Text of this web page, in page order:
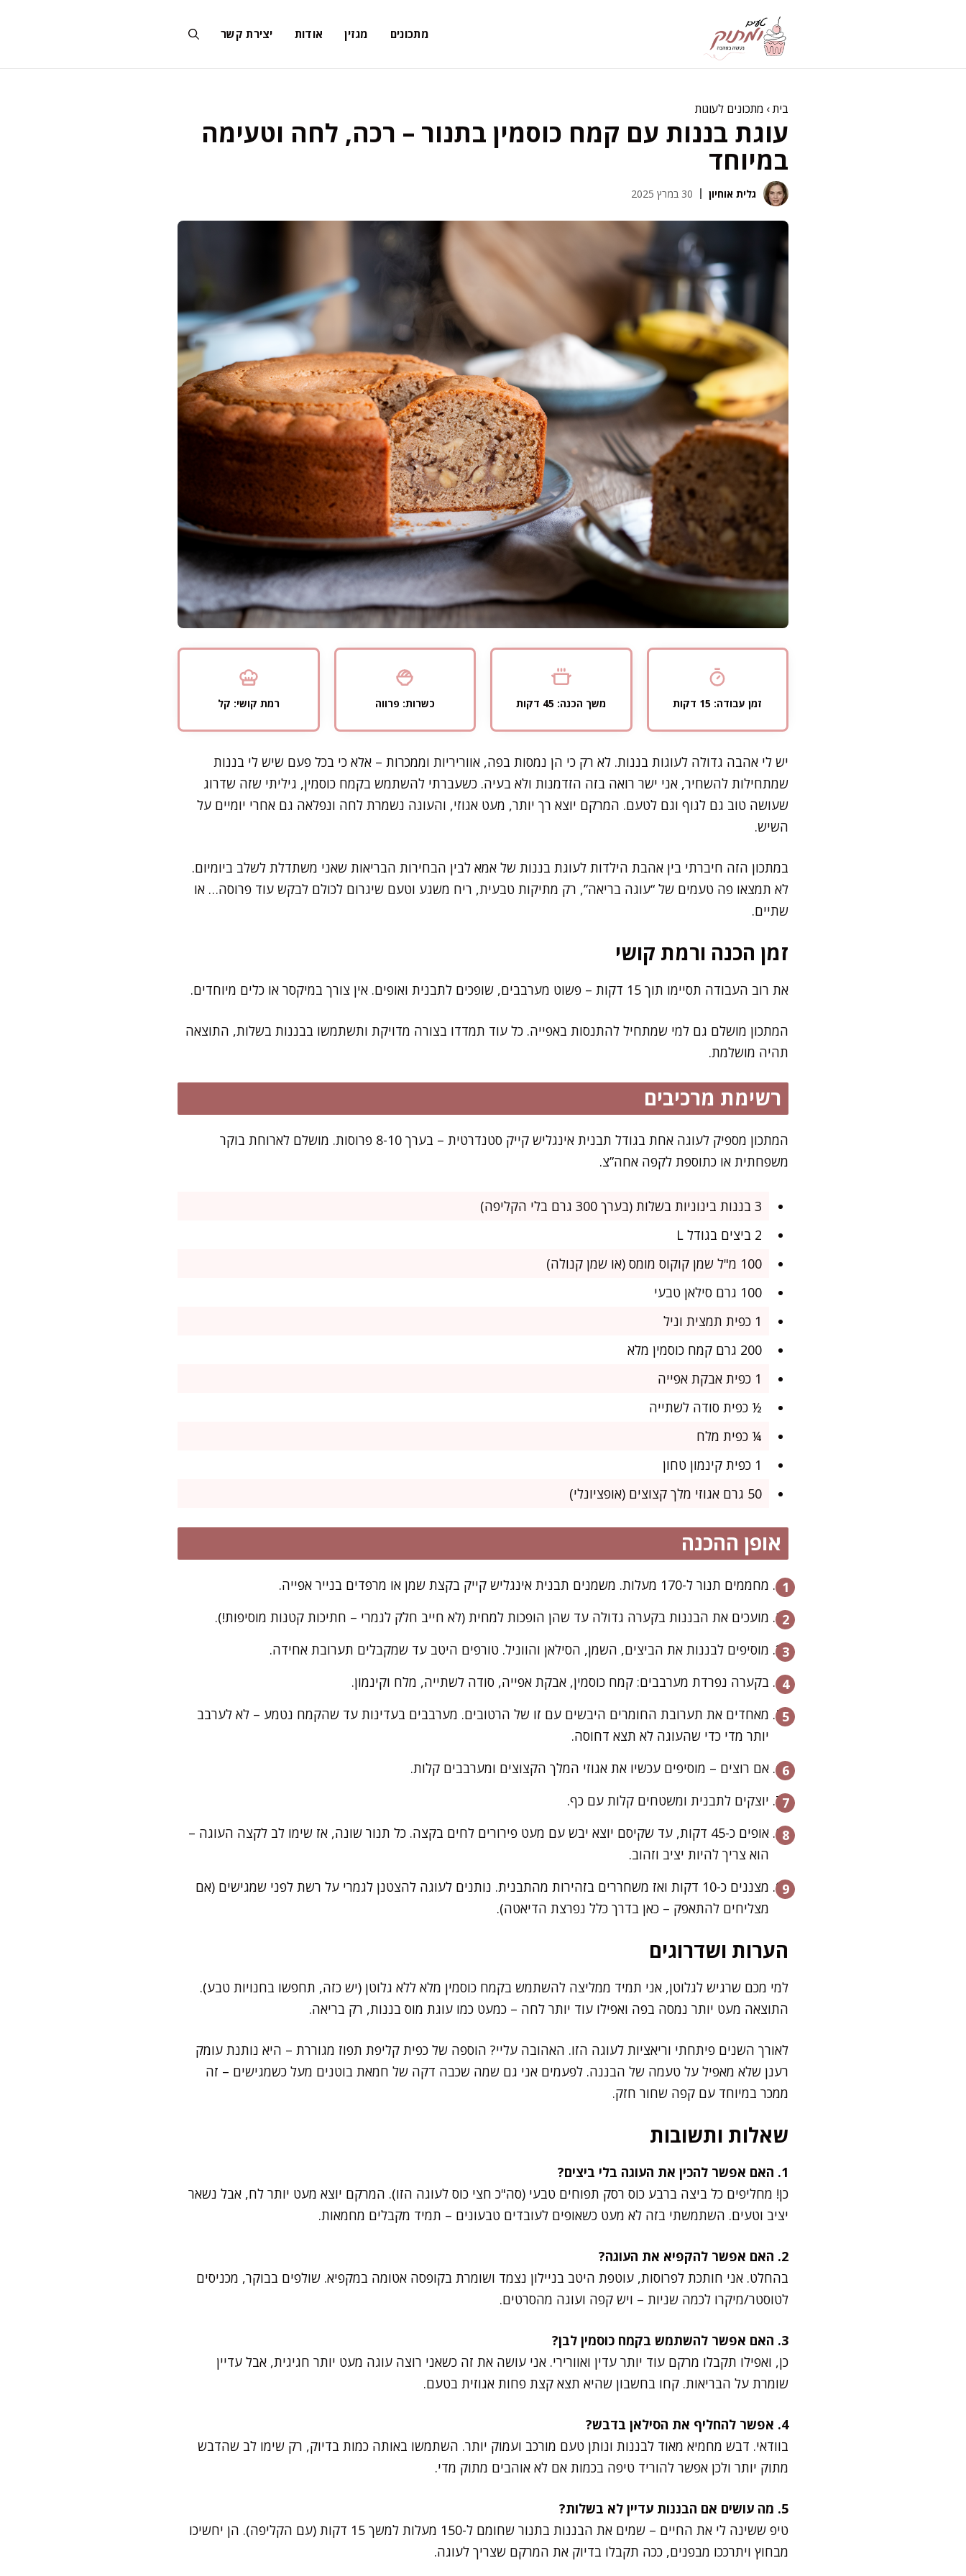
מתכונים מגזין אודות יצירת קשר
בית› מתכונים לעוגות
עוגת בננות עם קמח כוסמין בתנור – רכה, לחה וטעימה
במיוחד
גלית אוחיון 30 במרץ 2025
זמן עבודה: 15 דקות משך הכנה: 45 דקות כשרות: פרווה רמת קושי: קל
יש לי אהבה גדולה לעוגות בננות. לא רק כי הן נמסות בפה, אווריריות וממכרות – אלא כי בכל פעם שיש לי בננות
שמתחילות להשחיר, אני ישר רואה בזה הזדמנות ולא בעיה. כשעברתי להשתמש בקמח כוסמין, גיליתי שזה שדרוג
שעושה טוב גם לגוף וגם לטעם. המרקם יוצא רך יותר, מעט אגוזי, והעוגה נשמרת לחה ונפלאה גם אחרי יומיים על
השיש.
במתכון הזה חיברתי בין אהבת הילדות לעוגת בננות של אמא לבין הבחירות הבריאות שאני משתדלת לשלב ביומיום.
לא תמצאו פה טעמים של “עוגה בריאה”, רק מתיקות טבעית, ריח משגע וטעם שיגרום לכולם לבקש עוד פרוסה… או
שתיים.
זמן הכנה ורמת קושי
את רוב העבודה תסיימו תוך 15 דקות – פשוט מערבבים, שופכים לתבנית ואופים. אין צורך במיקסר או כלים מיוחדים.
המתכון מושלם גם למי שמתחיל להתנסות באפייה. כל עוד תמדדו בצורה מדויקת ותשתמשו בבננות בשלות, התוצאה
תהיה מושלמת.
רשימת מרכיבים
המתכון מספיק לעוגה אחת בגודל תבנית אינגליש קייק סטנדרטית – בערך 8-10 פרוסות. מושלם לארוחת בוקר
משפחתית או כתוספת לקפה אחה”צ.
3 בננות בינוניות בשלות (בערך 300 גרם בלי הקליפה)
2 ביצים בגודל L
100 מ"ל שמן קוקוס מומס (או שמן קנולה)
100 גרם סילאן טבעי
1 כפית תמצית וניל
200 גרם קמח כוסמין מלא
1 כפית אבקת אפייה
½ כפית סודה לשתייה
¼ כפית מלח
1 כפית קינמון טחון
50 גרם אגוזי מלך קצוצים (אופציונלי)
אופן ההכנה
מחממים תנור ל-170 מעלות. משמנים תבנית אינגליש קייק בקצת שמן או מרפדים בנייר אפייה.
מועכים את הבננות בקערה גדולה עד שהן הופכות למחית (לא חייב חלק לגמרי – חתיכות קטנות מוסיפות!).
מוסיפים לבננות את הביצים, השמן, הסילאן והווניל. טורפים היטב עד שמקבלים תערובת אחידה.
בקערה נפרדת מערבבים: קמח כוסמין, אבקת אפייה, סודה לשתייה, מלח וקינמון.
מאחדים את תערובת החומרים היבשים עם זו של הרטובים. מערבבים בעדינות עד שהקמח נטמע – לא לערבב
יותר מדי כדי שהעוגה לא תצא דחוסה.
אם רוצים – מוסיפים עכשיו את אגוזי המלך הקצוצים ומערבבים קלות.
יוצקים לתבנית ומשטחים קלות עם כף.
אופים כ-45 דקות, עד שקיסם יוצא יבש עם מעט פירורים לחים בקצה. כל תנור שונה, אז שימו לב לקצה העוגה –
הוא צריך להיות יציב וזהוב.
מצננים כ-10 דקות ואז משחררים בזהירות מהתבנית. נותנים לעוגה להצטנן לגמרי על רשת לפני שמגישים (אם
מצליחים להתאפק – כאן בדרך כלל נפרצת הדיאטה).
הערות ושדרוגים
למי מכם שרגיש לגלוטן, אני תמיד ממליצה להשתמש בקמח כוסמין מלא ללא גלוטן (יש כזה, תחפשו בחנויות טבע).
התוצאה מעט יותר נמסה בפה ואפילו עוד יותר לחה – כמעט כמו עוגת מוס בננות, רק בריאה.
לאורך השנים פיתחתי וריאציות לעוגה הזו. האהובה עליי? הוספה של כפית קליפת תפוז מגוררת – היא נותנת עומק
רענן שלא מאפיל על טעמה של הבננה. לפעמים אני גם שמה שכבה דקה של חמאת בוטנים מעל כשמגישים – זה
ממכר במיוחד עם קפה שחור חזק.
שאלות ותשובות
1. האם אפשר להכין את העוגה בלי ביצים?
כן! מחליפים כל ביצה ברבע כוס רסק תפוחים טבעי (סה"כ חצי כוס לעוגה הזו). המרקם יוצא מעט יותר לח, אבל נשאר
יציב וטעים. השתמשתי בזה לא מעט כשאופים לעובדים טבעונים – תמיד מקבלים מחמאות.
2. האם אפשר להקפיא את העוגה?
בהחלט. אני חותכת לפרוסות, עוטפת היטב בניילון נצמד ושומרת בקופסה אטומה במקפיא. שולפים בבוקר, מכניסים
לטוסטר/מיקרו לכמה שניות – ויש קפה ועוגה מהסרטים.
3. האם אפשר להשתמש בקמח כוסמין לבן?
כן, ואפילו תקבלו מרקם עוד יותר עדין ואוורירי. אני עושה את זה כשאני רוצה עוגה מעט יותר חגיגית, אבל עדיין
שומרת על הבריאות. קחו בחשבון שהיא תצא קצת פחות אגוזית בטעם.
4. אפשר להחליף את הסילאן בדבש?
בוודאי. דבש מחמיא מאוד לבננות ונותן טעם מורכב ועמוק יותר. השתמשו באותה כמות בדיוק, רק שימו לב שהדבש
מתוק יותר ולכן אפשר להוריד טיפה בכמות אם לא אוהבים מתוק מדי.
5. מה עושים אם הבננות עדיין לא בשלות?
טיפ ששינה לי את החיים – שמים את הבננות בתנור שחומם ל-150 מעלות למשך 15 דקות (עם הקליפה). הן יחשיכו
מבחוץ ויתרככו מבפנים, ככה תקבלו בדיוק את המרקם שצריך לעוגה.